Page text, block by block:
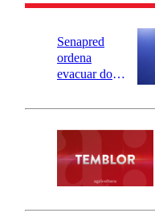
Senapred
ordena
evacuar dos
Carahue por
río Damas:
activa
mensajería
SAE